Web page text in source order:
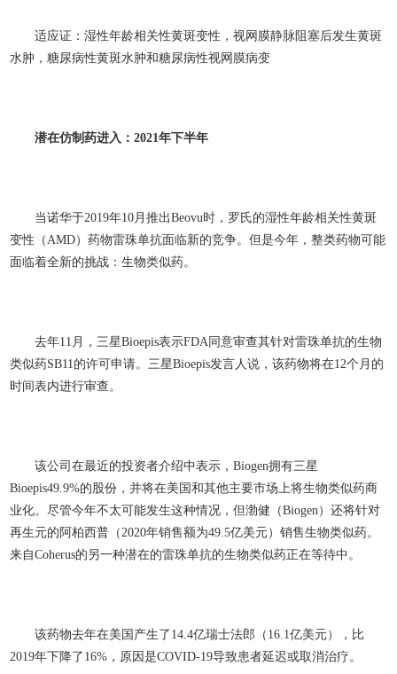
适应证：湿性年龄相关性黄斑变性，视网膜静脉阻塞后发生黄斑
水肿，糖尿病性黄斑水肿和糖尿病性视网膜病变
潜在仿制药进入：2021年下半年
当诺华于2019年10月推出Beovu时，罗氏的湿性年龄相关性黄斑
变性（AMD）药物雷珠单抗面临新的竞争。但是今年，整类药物可能
面临着全新的挑战：生物类似药。
去年11月，三星Bioepis表示FDA同意审查其针对雷珠单抗的生物
类似药SB11的许可申请。三星Bioepis发言人说，该药物将在12个月的
时间表内进行审查。
该公司在最近的投资者介绍中表示，Biogen拥有三星
Bioepis49.9%的股份，并将在美国和其他主要市场上将生物类似药商
业化。尽管今年不太可能发生这种情况，但渤健（Biogen）还将针对
再生元的阿柏西普（2020年销售额为49.5亿美元）销售生物类似药。
来自Coherus的另一种潜在的雷珠单抗的生物类似药正在等待中。
该药物去年在美国产生了14.4亿瑞士法郎（16.1亿美元），比
2019年下降了16%，原因是COVID-19导致患者延迟或取消治疗。